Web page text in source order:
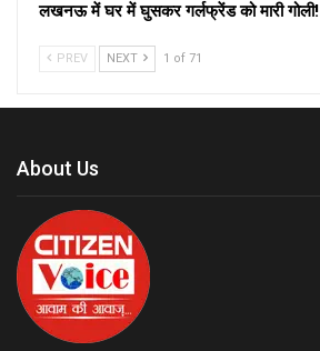
लखनऊ में घर में घुसकर गर्लफ्रेंड को मारी गोली!
PREV NEXT 1 of 71
About Us